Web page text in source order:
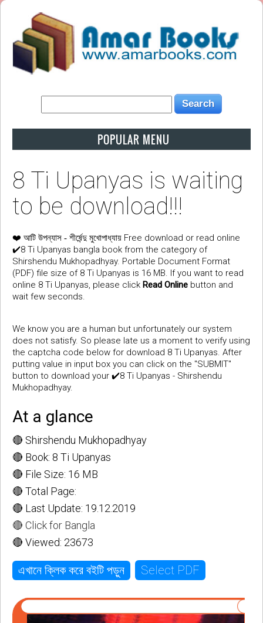
POPULAR MENU
8 Ti Upanyas is waiting
to be download!!!
❤️ আটি উপন্যাস - শীর্ষেন্দু মুখোপাধ্যায় Free download or read online
✔️8 Ti Upanyas bangla book from the category of
Shirshendu Mukhopadhyay. Portable Document Format
(PDF) file size of 8 Ti Upanyas is 16 MB. If you want to read
online 8 Ti Upanyas, please click Read Online button and
wait few seconds.
We know you are a human but unfortunately our system
does not satisfy. So please late us a moment to verify using
the captcha code below for download 8 Ti Upanyas. After
putting value in input box you can click on the "SUBMIT"
button to download your ✔️8 Ti Upanyas - Shirshendu
Mukhopadhyay.
At a glance
🔴 Shirshendu Mukhopadhyay
🔴 Book: 8 Ti Upanyas
🔴 File Size: 16 MB
🔴 Total Page:
🔴 Last Update: 19.12.2019
🔴 Click for Bangla
🔴 Viewed: 23673
এখানে ক্লিক করে বইটি পড়ুন Select PDF